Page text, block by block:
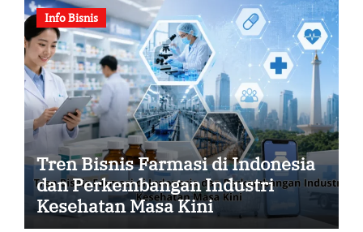
Info Bisnis
Tren Bisnis Farmasi di Indonesia
dan Perkembangan Industri
Kesehatan Masa Kini